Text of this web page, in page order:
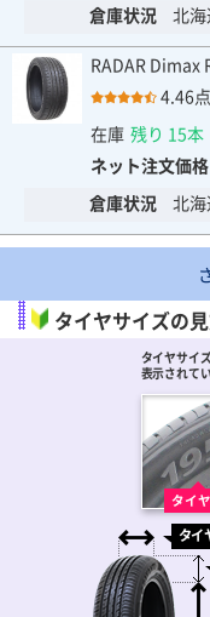
倉庫状況 北
RADAR Dimax
4.46点
在庫 残り 15本
ネット注文価格
倉庫状況 北
タイヤサイズの
タイヤサイ
表示されて
タイ
タイ